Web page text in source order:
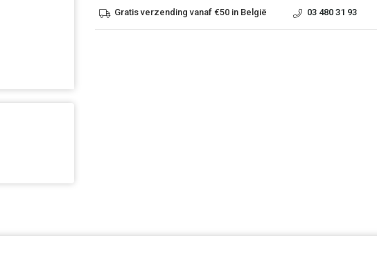
Gratis verzending vanaf €50 in België 03 480 31 93